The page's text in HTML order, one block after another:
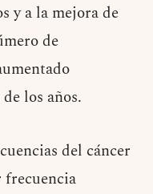
y a la mejora de
de
los años.
del cáncer
frecuencia